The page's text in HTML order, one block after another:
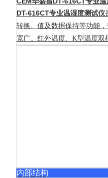
DT-616CT专业温湿度测试仪
转换、值及数据保持等功能
宽广。红外温度、K型温度双
内部结构